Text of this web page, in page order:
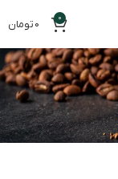
0
0تومان